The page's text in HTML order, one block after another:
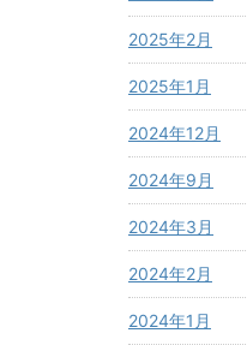
2025年2月
2025年1月
2024年12月
2024年9月
2024年3月
2024年2月
2024年1月